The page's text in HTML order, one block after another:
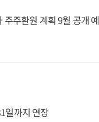
주환원 계획 9월 공개 예
일까지 연장